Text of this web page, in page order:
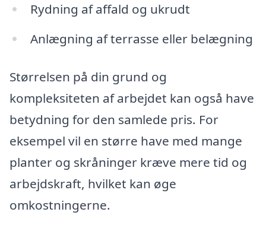
Rydning af affald og ukrudt
Anlægning af terrasse eller belægning
Størrelsen på din grund og
kompleksiteten af arbejdet kan også have
betydning for den samlede pris. For
eksempel vil en større have med mange
planter og skråninger kræve mere tid og
arbejdskraft, hvilket kan øge
omkostningerne.